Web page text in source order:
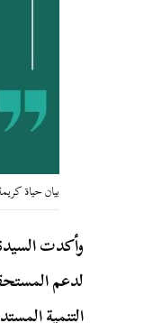
بيان حياة
وأكدت
لدعم
التنمية